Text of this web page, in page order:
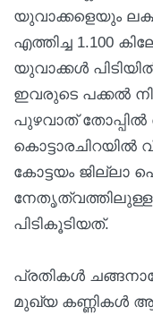
യുവാക്കളെയും
എത്തിച്ച 1.100
യുവാക്കൾ
ഇവരുടെ പക്കൽ
പുഴവാത് തോപ്പിൽ
കൊട്ടാരചിറയിൽ
കോട്ടയം ജില്ലാ
നേതൃത്വത്തിലുള്ള
പിടികൂടിയത്.
പ്രതികൾ
മുഖ്യ കണ്ണികൾ